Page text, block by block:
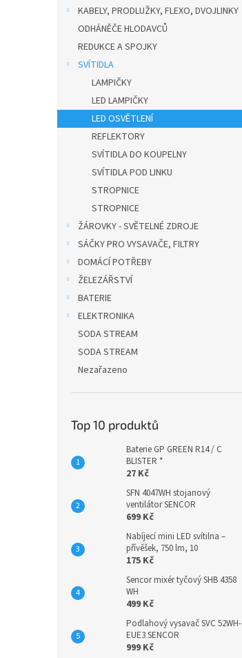
KABELY, PRODLUŽKY, FLEXO, DVOJLINKY
ODHÁNĚČE HLODAVCŮ
REDUKCE A SPOJKY
SVÍTIDLA
LAMPIČKY
LED LAMPIČKY
LED OSVĚTLENÍ
REFLEKTORY
SVÍTIDLA DO KOUPELNY
SVÍTIDLA POD LINKU
STROPNICE
STROPNICE
ŽÁROVKY - SVĚTELNÉ ZDROJE
SÁČKY PRO VYSAVAČE, FILTRY
DOMÁCÍ POTŘEBY
ŽELEZÁŘSTVÍ
BATERIE
ELEKTRONIKA
SODA STREAM
SODA STREAM
Nezařazeno
Top 10 produktů
Baterie GP GREEN R14 / C
BLISTER *
27 Kč
SFN 4047WH stojanový
ventilátor SENCOR
699 Kč
Nabíjecí mini LED svítilna –
přívěšek, 750 lm, 10
175 Kč
Sencor mixér tyčový SHB 4358
WH
499 Kč
Podlahový vysavač SVC 52WH-
EUE3 SENCOR
999 Kč